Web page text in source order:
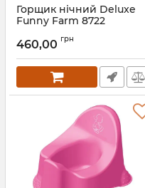
Горщик нічний Deluxe
Funny Farm 8722
460,00 грн